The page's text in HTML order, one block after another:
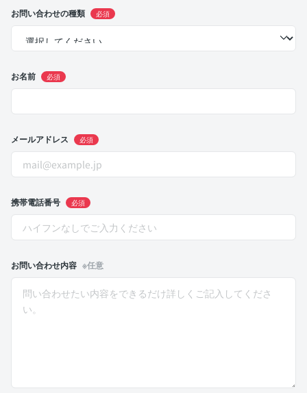
お問い合わせの種類 必須
お名前 必須
メールアドレス 必須
携帯電話番号 必須
お問い合わせ内容 ※任意